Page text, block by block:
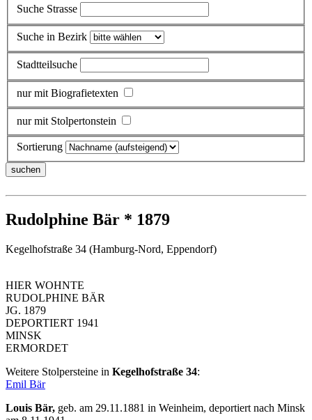
Suche Strasse
Suche in Bezirk
Stadtteilsuche
nur mit Biografietexten
nur mit Stolpertonstein
Sortierung
Rudolphine Bär * 1879
Kegelhofstraße 34 (Hamburg-Nord, Eppendorf)
HIER WOHNTE
RUDOLPHINE BÄR
JG. 1879
DEPORTIERT 1941
MINSK
ERMORDET
Weitere Stolpersteine in Kegelhofstraße 34:
Emil Bär
Louis Bär, geb. am 29.11.1881 in Weinheim, deportiert nach Minsk